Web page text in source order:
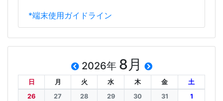
*端末使用ガイドライン
2026年 8月
日 月 火 水 木 金
土
26
27 28 29 30 31 1